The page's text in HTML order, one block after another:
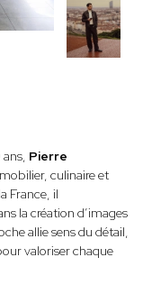
Pierre
culinaire et
France, il
la création d’images
allie sens du détail,
valoriser chaque